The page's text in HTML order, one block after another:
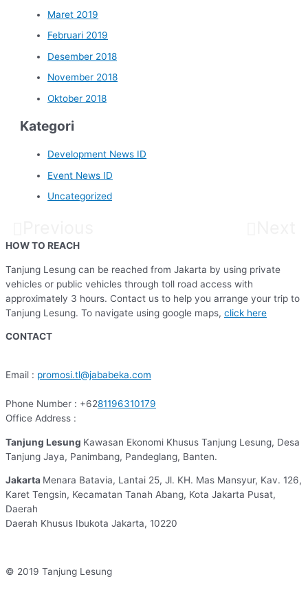
Maret 2019
Februari 2019
Desember 2018
November 2018
Oktober 2018
Kategori
Development News ID
Event News ID
Uncategorized
HOW TO REACH
Tanjung Lesung can be reached from Jakarta by using private
vehicles or public vehicles through toll road access with
approximately 3 hours. Contact us to help you arrange your trip to
Tanjung Lesung. To navigate using google maps, click here
CONTACT
Email : promosi.tl@jababeka.com
Phone Number : +6281196310179
Office Address :
Tanjung Lesung Kawasan Ekonomi Khusus Tanjung Lesung, Desa
Tanjung Jaya, Panimbang, Pandeglang, Banten.
Jakarta Menara Batavia, Lantai 25, Jl. KH. Mas Mansyur, Kav. 126,
Karet Tengsin, Kecamatan Tanah Abang, Kota Jakarta Pusat,
Daerah
Daerah Khusus Ibukota Jakarta, 10220
© 2019 Tanjung Lesung